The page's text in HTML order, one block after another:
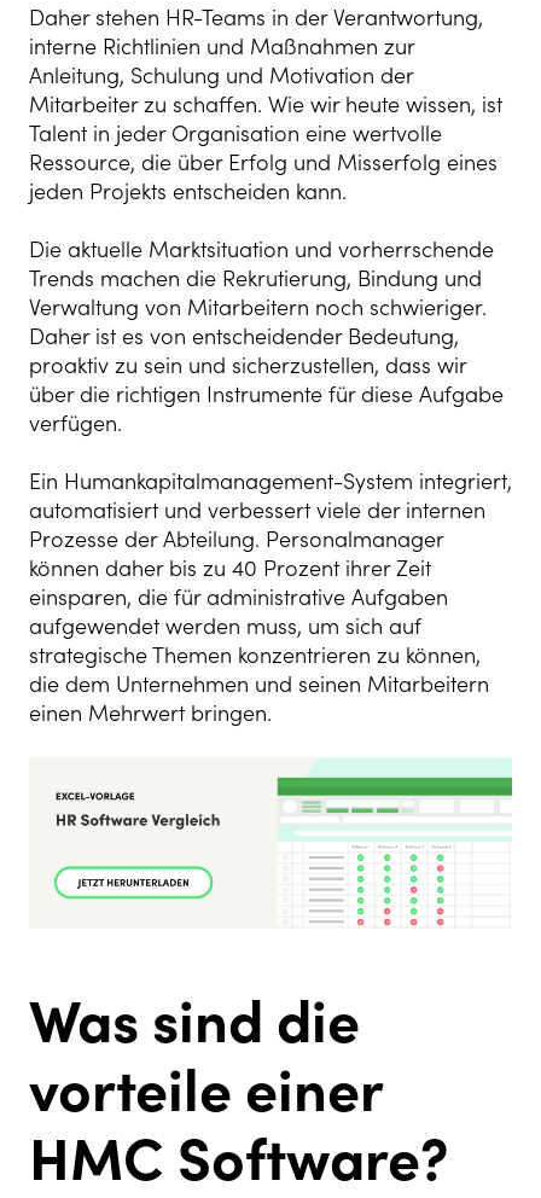
Daher stehen HR-Teams in der Verantwortung,
interne Richtlinien und Maßnahmen zur
Anleitung, Schulung und Motivation der
Mitarbeiter zu schaffen. Wie wir heute wissen, ist
Talent in jeder Organisation eine wertvolle
Ressource, die über Erfolg und Misserfolg eines
jeden Projekts entscheiden kann.
Die aktuelle Marktsituation und vorherrschende
Trends machen die Rekrutierung, Bindung und
Verwaltung von Mitarbeitern noch schwieriger.
Daher ist es von entscheidender Bedeutung,
proaktiv zu sein und sicherzustellen, dass wir
über die richtigen Instrumente für diese Aufgabe
verfügen.
Ein Humankapitalmanagement-System integriert,
automatisiert und verbessert viele der internen
Prozesse der Abteilung. Personalmanager
können daher bis zu 40 Prozent ihrer Zeit
einsparen, die für administrative Aufgaben
aufgewendet werden muss, um sich auf
strategische Themen konzentrieren zu können,
die dem Unternehmen und seinen Mitarbeitern
einen Mehrwert bringen.
Was sind die
vorteile einer
HMC Software?